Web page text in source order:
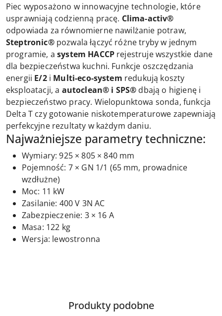
Piec wyposażono w innowacyjne technologie, które
usprawniają codzienną pracę. Clima-activ®
odpowiada za równomierne nawilżanie potraw,
Steptronic®pozwala łączyć różne tryby w jednym
programie, asystem HACCP rejestruje wszystkie dane
dla bezpieczeństwa kuchni. Funkcje oszczędzania
energii E/2i Multi-eco-system redukują koszty
eksploatacji, a autoclean® i SPS® dbają o higienę i
bezpieczeństwo pracy. Wielopunktowa sonda, funkcja
Delta T czy gotowanie niskotemperaturowe zapewniają
perfekcyjne rezultaty w każdym daniu.
Najważniejsze parametry techniczne:
Wymiary: 925 × 805 × 840 mm
Pojemność: 7 × GN 1/1 (65 mm, prowadnice
wzdłużne)
Moc: 11 kW
Zasilanie: 400 V 3N AC
Zabezpieczenie: 3 × 16 A
Masa: 122 kg
Wersja: lewostronna
Pomiń karuzelę produktów
Produkty
Produkty podobne